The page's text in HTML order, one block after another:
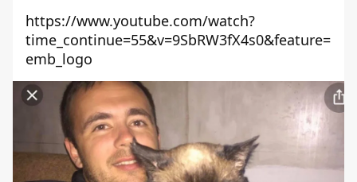
https://www.youtube.com/watch?
time_continue=55&v=9SbRW3fX4s0&feature=
emb_logo